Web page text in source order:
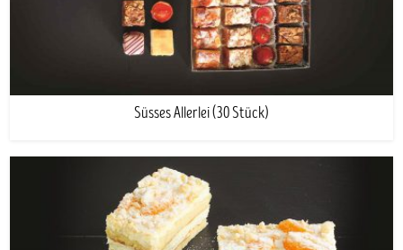
Süsses Allerlei (30 Stück)